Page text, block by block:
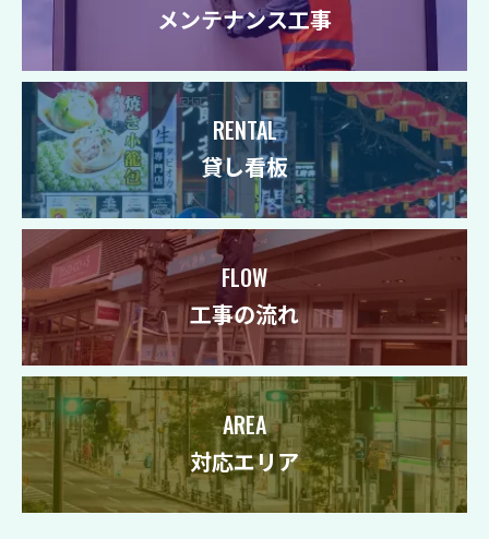
メンテナンス工事
RENTAL
貸し看板
FLOW
工事の流れ
AREA
対応エリア